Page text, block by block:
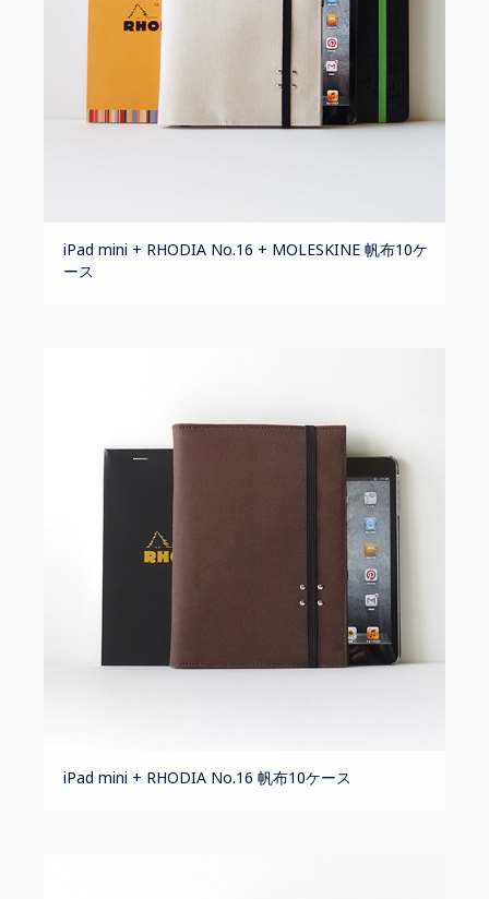
iPad mini + RHODIA No.16 + MOLESKINE 帆布10ケ
ース
iPad mini + RHODIA No.16 帆布10ケース